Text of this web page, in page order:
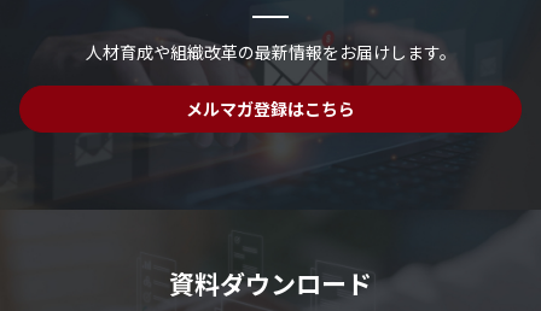
人材育成や組織改革の最新情報をお届けします。
メルマガ登録はこちら
資料ダウンロード